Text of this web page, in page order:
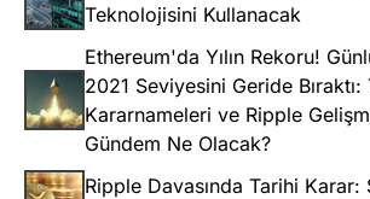
Teknolojisini Kullanacak
Ethereum'da Yılın Rekoru!
2021 Seviyesini Geride Bıraktı:
Kararnameleri ve Ripple
Gündem Ne Olacak?
Ripple Davasında Tarihi Karar: